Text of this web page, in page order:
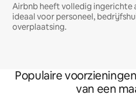
Airbnb heeft volledig ingerichte
ideaal voor personeel,
overplaatsing.
Populaire
van een